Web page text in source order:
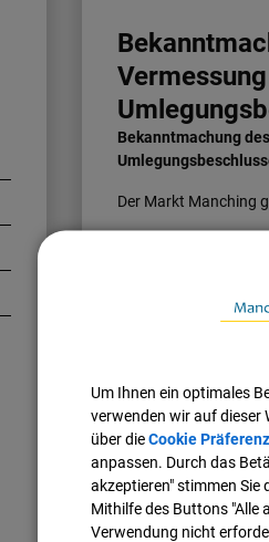
Bekanntmachung
Der Markt Manching
Die öffentliche
Wohnbaulandmodell
während der
Einsichtnahme aus.
Die Öffnungszeiten
Montag bis Freitag
und zusätzlich
Montag von 13:30 –
Mittwoch von 13:30
Um Ihnen ein optimales
verwenden wir auf dieser
über dieCookie
anpassen. Durch das
akzeptieren" stimmen Sie
Mithilfe des Buttons "Alle
Verwendung nicht